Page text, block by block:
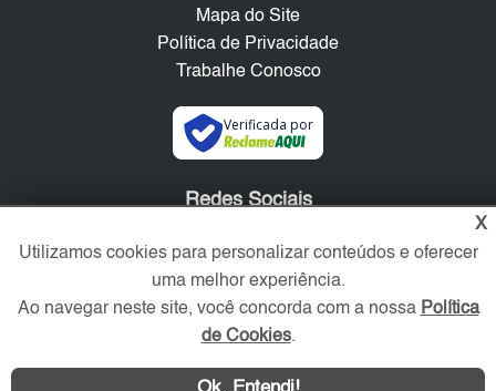
Mapa do Site
Política de Privacidade
Trabalhe Conosco
Verificada por
Redes Sociais
X
Utilizamos cookies para personalizar conteúdos e oferecer
uma melhor experiência.
Ao navegar neste site, você concorda com a nossa Política
de Cookies.